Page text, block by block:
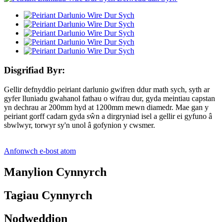
Disgrifiad Byr:
Gellir defnyddio peiriant darlunio gwifren ddur math sych, syth ar
gyfer lluniadu gwahanol fathau o wifrau dur, gyda meintiau capstan
yn dechrau ar 200mm hyd at 1200mm mewn diamedr. Mae gan y
peiriant gorff cadarn gyda sŵn a dirgryniad isel a gellir ei gyfuno â
sbwlwyr, torwyr sy'n unol â gofynion y cwsmer.
Anfonwch e-bost atom
Manylion Cynnyrch
Tagiau Cynnyrch
Nodweddion